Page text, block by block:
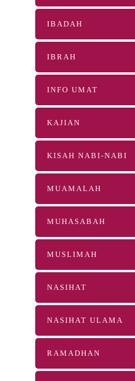
IBADAH
IBRAH
INFO UMAT
KAJIAN
KISAH NABI-NABI
MUAMALAH
MUHASABAH
MUSLIMAH
NASIHAT
NASIHAT ULAMA
RAMADHAN